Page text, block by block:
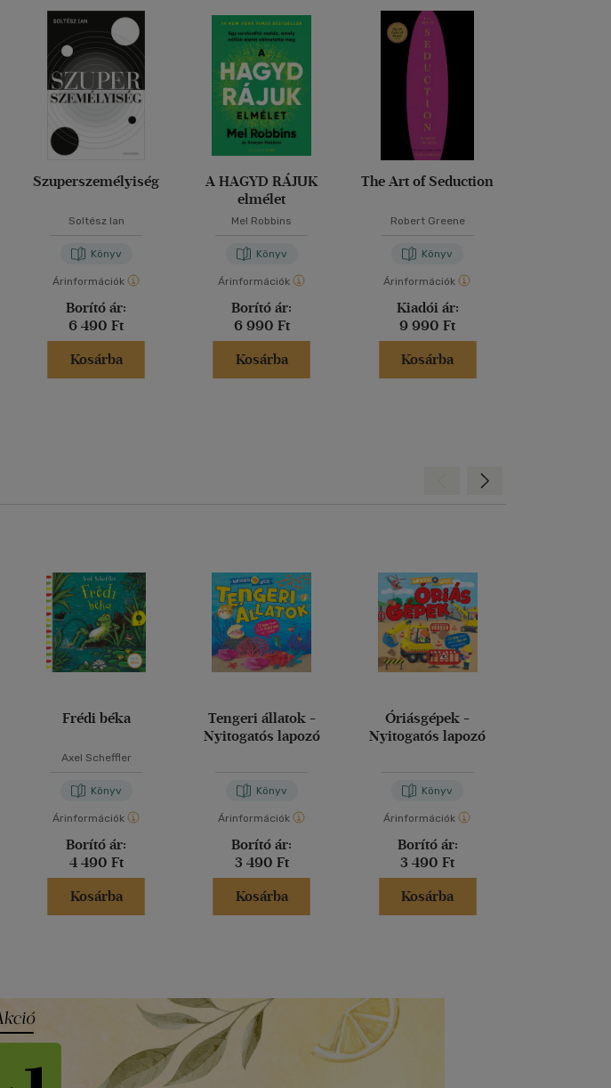
Szuperszemélyiség
Soltész Ian
Könyv
Árinformációk
Borító ár:
6 490 Ft
Kosárba
A HAGYD RÁJUK
elmélet
Mel Robbins
Könyv
Árinformációk
Borító ár:
6 990 Ft
Kosárba
The Art of Seduction
Robert Greene
Könyv
Árinformációk
Kiadói ár:
9 990 Ft
Kosárba
Frédi béka
Axel Scheffler
Könyv
Árinformációk
Borító ár:
4 490 Ft
Kosárba
Tengeri állatok -
Nyitogatós lapozó
Könyv
Árinformációk
Borító ár:
3 490 Ft
Kosárba
Óriásgépek -
Nyitogatós lapozó
Könyv
Árinformációk
Borító ár:
3 490 Ft
Kosárba
Előre